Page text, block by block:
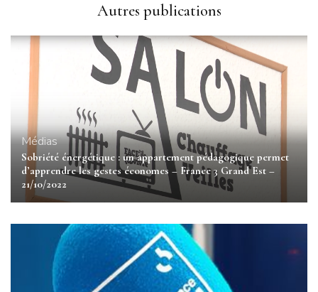
Autres publications
Médias
Sobriété énergétique : un appartement pédagogique permet
d’apprendre les gestes économes – France 3 Grand Est –
21/10/2022